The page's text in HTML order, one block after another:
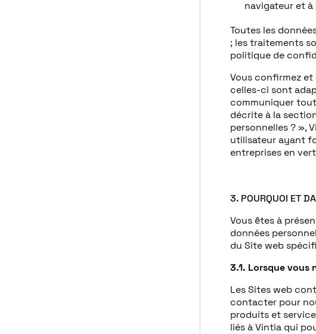
navigateur et à
Toutes les
; les traitements
politique de
Vous confirmez
celles-ci sont
communiquer
décrite à la
personnelles ? »,
utilisateur ayant
entreprises en
3. POURQUOI ET
Vous êtes à
données
du Site web
3.1. Lorsque
Les Sites web
contacter pour
produits et
liés à Vintia qui